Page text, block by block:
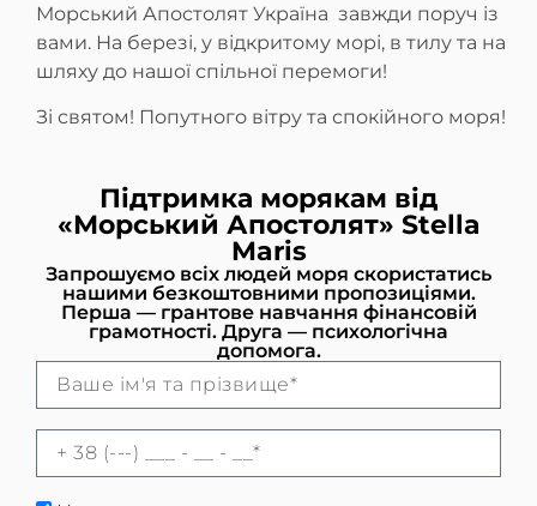
Морський Апостолят Україна завжди поруч із
вами. На березі, у відкритому морі, в тилу та на
шляху до нашої спільної перемоги!
Зі святом! Попутного вітру та спокійного моря!
Підтримка морякам від
«Морський Апостолят» Stella
Maris
Запрошуємо всіх людей моря скористатись
нашими безкоштовними пропозиціями.
Перша — грантове навчання фінансовій
грамотності. Друга — психологічна
допомога.